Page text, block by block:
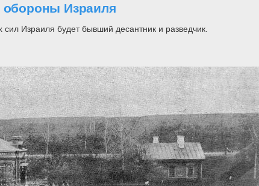
обороны Израиля
Израиля будет бывший десантник и разведчик.